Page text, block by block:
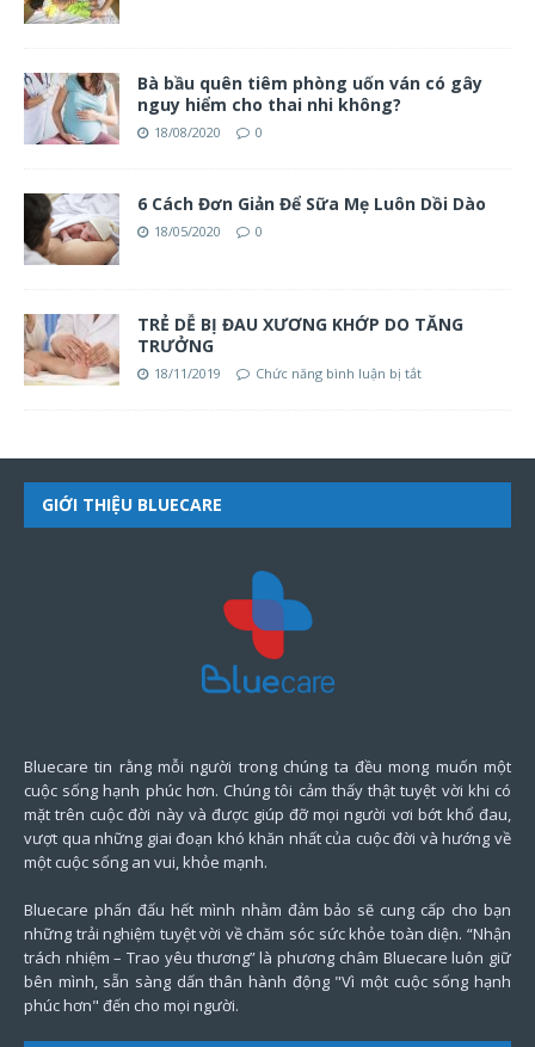
Bà bầu quên tiêm phòng uốn ván có gây
nguy hiểm cho thai nhi không?
18/08/2020 0
6 Cách Đơn Giản Để Sữa Mẹ Luôn Dồi Dào
18/05/2020 0
TRẺ DỄ BỊ ĐAU XƯƠNG KHỚP DO TĂNG
TRƯỞNG
18/11/2019 Chức năng bình luận bị tắt
GIỚI THIỆU BLUECARE
Bluecare tin rằng mỗi người trong chúng ta đều mong muốn một
cuộc sống hạnh phúc hơn. Chúng tôi cảm thấy thật tuyệt vời khi có
mặt trên cuộc đời này và được giúp đỡ mọi người vơi bớt khổ đau,
vượt qua những giai đoạn khó khăn nhất của cuộc đời và hướng về
một cuộc sống an vui, khỏe mạnh.
Bluecare phấn đấu hết mình nhằm đảm bảo sẽ cung cấp cho bạn
những trải nghiệm tuyệt vời về chăm sóc sức khỏe toàn diện. “Nhận
trách nhiệm – Trao yêu thương” là phương châm Bluecare luôn giữ
bên mình, sẵn sàng dấn thân hành động "Vì một cuộc sống hạnh
phúc hơn" đến cho mọi người.